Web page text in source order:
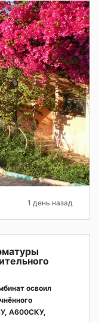
1 день назад
освоил
А600СКУ,